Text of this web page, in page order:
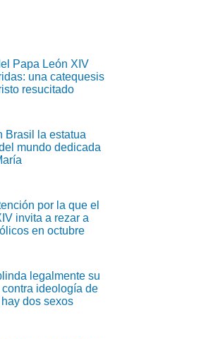
Papa León XIV
una catequesis
resucitado
Brasil la estatua
mundo dedicada
por la que el
invita a rezar a
en octubre
legalmente su
ideología de
dos sexos